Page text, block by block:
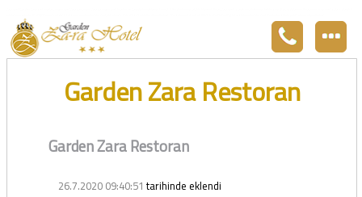
Garden Zara Restoran
Garden Zara Restoran
26.7.2020 09:40:51 tarihinde eklendi